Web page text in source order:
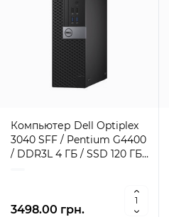
Компьютер Dell Optiplex
3040 SFF / Pentium G4400
/ DDR3L 4 ГБ / SSD 120 ГБ /
3498.00 грн.